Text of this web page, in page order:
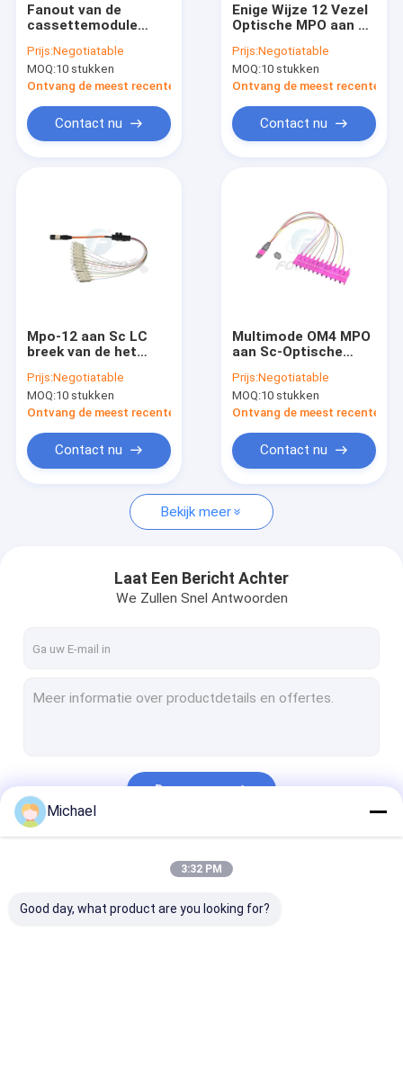
Over Ons
Fabriekstour
Nieuws
Gevallen
Vezel Optische Snelle Schakelaar
Openluchtvezel Optische Kabel
Binnenvezel Optische Kabel
Vezel Optische Demper
Het Koord van het vlechtflard
Sluiting van de vezel de Optische Las
Fanout van de
cassettemodule
van het Vlechtflard
aan LC-Schakelaar
Prijs:Negotiatable
MOQ:10 stukken
Ontvang de meest recente Prijs
Contact nu
Enige Wijze 12 Vezel
Optische MPO aan de
van LC FC
Prijs:Negotiatable
MOQ:10 stukken
Ontvang de meest recente
Contact nu
Mpo-12 aan Sc LC
breek van de het
Vlechtflard Optische
FanOut Kabel uit
Prijs:Negotiatable
MOQ:10 stukken
Ontvang de meest recente Prijs
Contact nu
Multimode OM4 MPO
aan Sc-Optische
Ventilator uit Vezel
mtpfanout
Prijs:Negotiatable
MOQ:10 stukken
Ontvang de meest recente
Contact nu
Bekijk meer
Laat Een Bericht Achter
We Zullen Snel Antwoorden
Doorgaan
Michael
3:32 PM
Good day, what product are you looking for?